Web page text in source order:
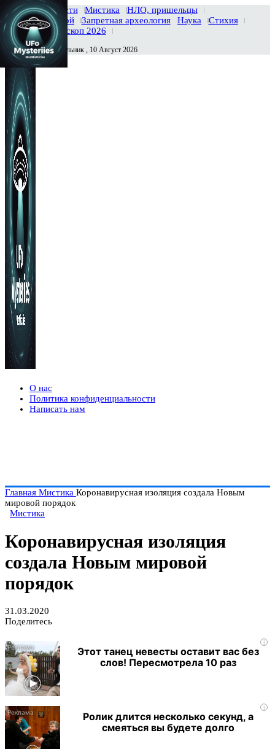
Главная Новости Мистика
НЛО, пришельцы
Тайны вселенной
Запретная археология Наука
Стихия
История
Гороскоп 2026
Сегодня Понедельник , 10 Август 2026
О нас
Политика конфиденциальности
Написать нам
Главная Мистика Коронавирусная изоляция создала Новым
мировой порядок
Мистика
Коронавирусная изоляция
создала Новым мировой
порядок
31.03.2020
Поделитесь
i
Этот танец невесты оставит вас без
слов! Пересмотрела 10 раз
i
Ролик длится несколько секунд, а
смеяться вы будете долго